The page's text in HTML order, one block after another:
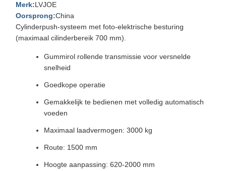
Merk:LVJOE
Oorsprong:China
Cylinderpush-systeem met foto-elektrische besturing
(maximaal cilinderbereik 700 mm).
Gummirol rollende transmissie voor versnelde
snelheid
Goedkope operatie
Gemakkelijk te bedienen met volledig automatisch
voeden
Maximaal laadvermogen: 3000 kg
Route: 1500 mm
Hoogte aanpassing: 620-2000 mm